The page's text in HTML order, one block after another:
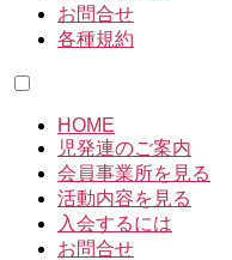
お問合せ
各種規約
HOME
児発連のご案内
会員事業所を見る
活動内容を見る
入会するには
お問合せ